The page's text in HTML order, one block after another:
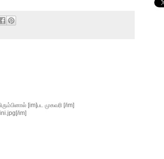
[im]பட முகவரி [/im]
im]